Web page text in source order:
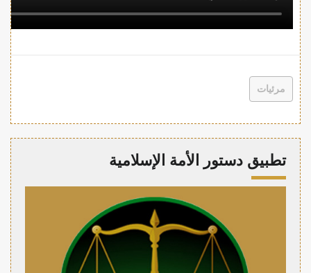
مرئيات
تطبيق دستور الأمة الإسلامية